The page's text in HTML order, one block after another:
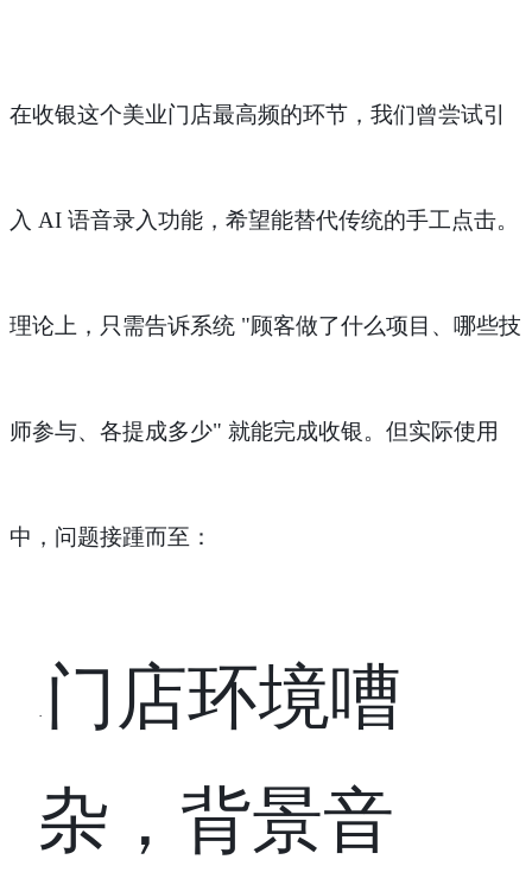
在收银这个美业门店最高频的环节，我们曾尝试引
入 AI 语音录入功能，希望能替代传统的手工点击。
理论上，只需告诉系统 "顾客做了什么项目、哪些技
师参与、各提成多少" 就能完成收银。但实际使用
中，问题接踵而至：
· 门店环境嘈
杂，背景音